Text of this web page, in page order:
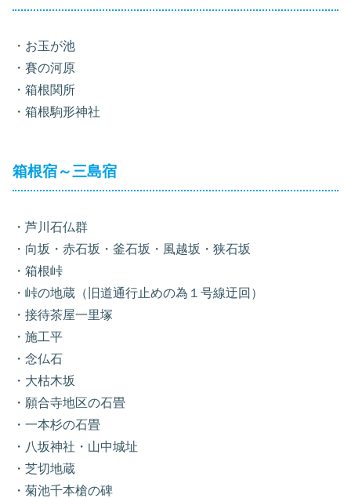
・お玉が池
・賽の河原
・箱根関所
・箱根駒形神社
箱根宿～三島宿
・芦川石仏群
・向坂・赤石坂・釜石坂・風越坂・狭石坂
・箱根峠
・峠の地蔵（旧道通行止めの為１号線迂回）
・接待茶屋一里塚
・施工平
・念仏石
・大枯木坂
・願合寺地区の石畳
・一本杉の石畳
・八坂神社・山中城址
・芝切地蔵
・菊池千本槍の碑